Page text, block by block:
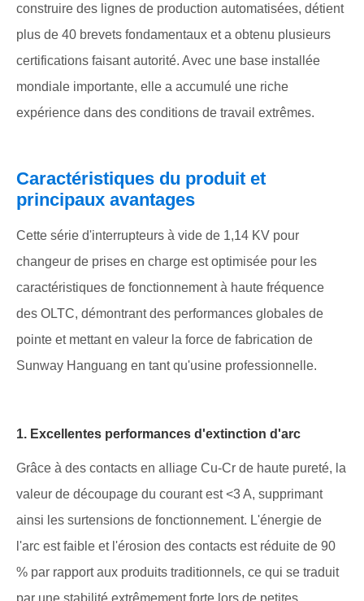
construire des lignes de production automatisées, détient
plus de 40 brevets fondamentaux et a obtenu plusieurs
certifications faisant autorité. Avec une base installée
mondiale importante, elle a accumulé une riche
expérience dans des conditions de travail extrêmes.
Caractéristiques du produit et
principaux avantages
Cette série d'interrupteurs à vide de 1,14 KV pour
changeur de prises en charge est optimisée pour les
caractéristiques de fonctionnement à haute fréquence
des OLTC, démontrant des performances globales de
pointe et mettant en valeur la force de fabrication de
Sunway Hanguang en tant qu'usine professionnelle.
1. Excellentes performances d'extinction d'arc
Grâce à des contacts en alliage Cu-Cr de haute pureté, la
valeur de découpage du courant est <3 A, supprimant
ainsi les surtensions de fonctionnement. L'énergie de
l'arc est faible et l'érosion des contacts est réduite de 90
% par rapport aux produits traditionnels, ce qui se traduit
par une stabilité extrêmement forte lors de petites